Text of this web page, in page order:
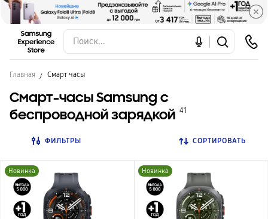
Главная Смарт часы
Смарт-часы Samsung с
беспроводной зарядкой 41
ФИЛЬТРЫ СОРТИРОВАТЬ
Новинка Новинка